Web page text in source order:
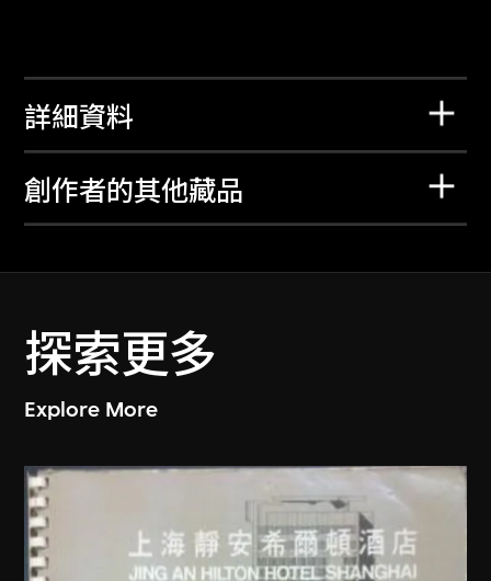
詳細資料
創作者的其他藏品
探索更多
Explore More